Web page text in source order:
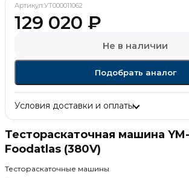
Тестораскаточная машина
Foodatlas (380V)
Тестораскаточные машины
Артикул:УТ000011062
129 020 ₽
Не в наличии
Подобрать аналог
Условия доставки и оплаты